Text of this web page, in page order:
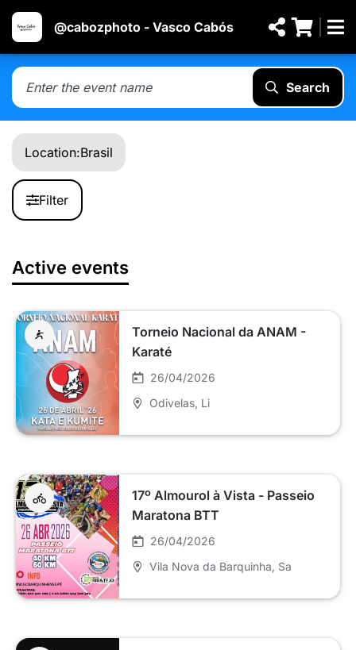
@cabozphoto - Vasco Cabós
Search
Location:Brasil
Filter
Active events
Torneio Nacional da ANAM -
Karaté
26/04/2026
Odivelas , Li
17º Almourol à Vista - Passeio
Maratona BTT
26/04/2026
Vila Nova da Barquinha , Sa